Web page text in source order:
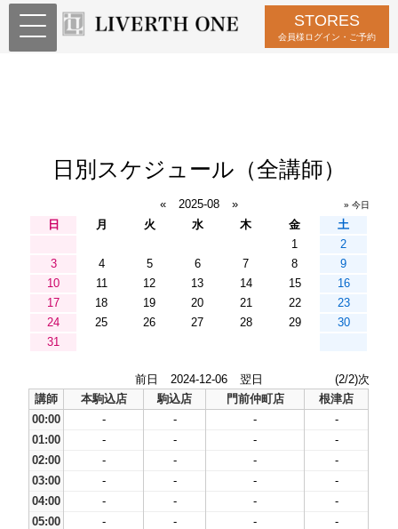
STORES
会員様ログイン・ご予約
日別スケジュール（全講師）
« 2025-08 » » 今日
日 月 火 水 木 金
土
1
2
3
4 5 6 7 8
9
10
11 12 13 14 15
16
17
18 19 20 21 22
23
24
25 26 27 28 29
30
31
前日 2024-12-06 翌日
(2/2)次
講師
本駒込店 駒込店 門前仲町店
根津店
00:00
- - -
-
01:00
- - -
-
02:00
- - -
-
03:00
- - -
-
04:00
- - -
-
05:00
- - -
-